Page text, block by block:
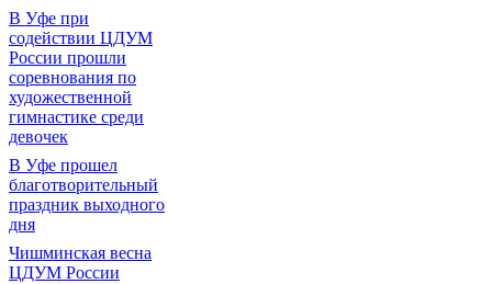
В Уфе при
содействии ЦДУМ
России прошли
соревнования по
художественной
гимнастике среди
девочек
В Уфе прошел
благотворительный
праздник выходного
дня
Чишминская весна
ЦДУМ России